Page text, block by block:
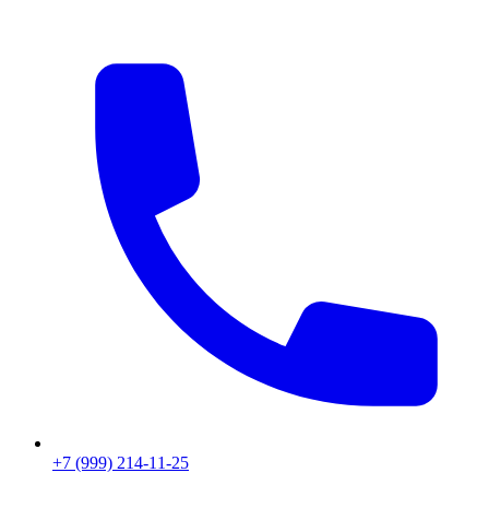
+7 (999) 214-11-25